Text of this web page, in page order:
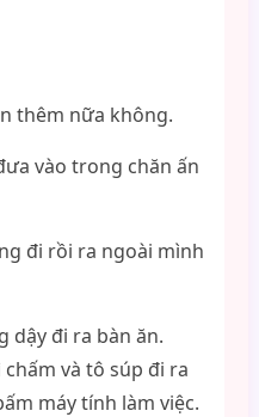
thêm nữa không.
vào trong chăn ấn
đi rồi ra ngoài mình
dậy đi ra bàn ăn.
và tô súp đi ra
máy tính làm việc.